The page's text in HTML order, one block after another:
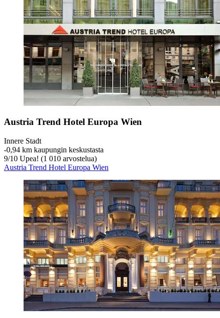
Austria Trend Hotel Europa Wien
Innere Stadt
‐0,94 km kaupungin keskustasta
9/10 Upea! (1 010 arvostelua)
Austria Trend Hotel Europa Wien